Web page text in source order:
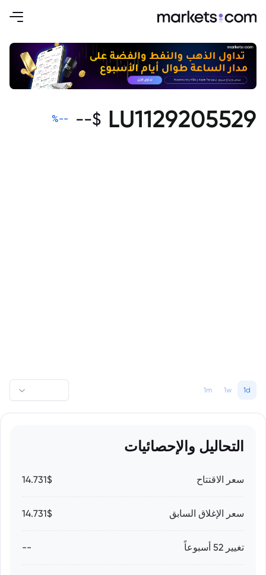
LU1129205529
$
--
--
%
1d
1w
1m
التحاليل والإحصائيات
سعر الاقتتاح 14.731$
سعر الإغلاق السابق 14.731$
تغيير 52 أسبوعاً --